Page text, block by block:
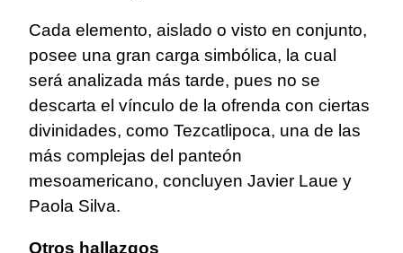
Cada elemento, aislado o visto en conjunto,
posee una gran carga simbólica, la cual
será analizada más tarde, pues no se
descarta el vínculo de la ofrenda con ciertas
divinidades, como Tezcatlipoca, una de las
más complejas del panteón
mesoamericano, concluyen Javier Laue y
Paola Silva.
Otros hallazgos